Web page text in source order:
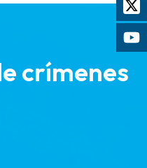
crímenes